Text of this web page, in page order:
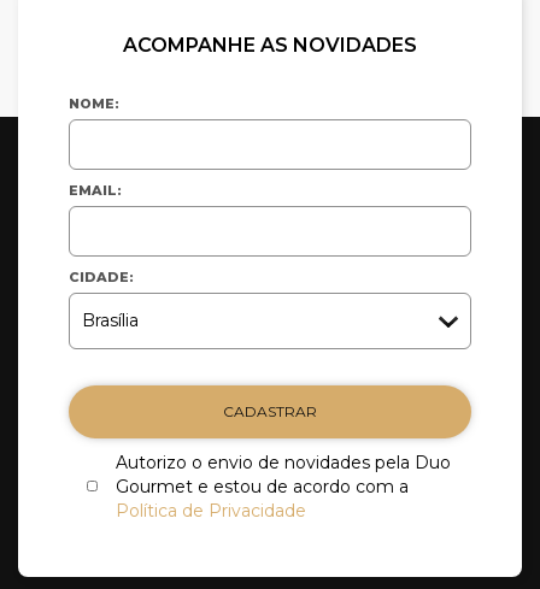
ACOMPANHE AS NOVIDADES
NOME:
EMAIL:
CIDADE:
CADASTRAR
Autorizo o envio de novidades pela Duo
Gourmet e estou de acordo com a
Política de Privacidade